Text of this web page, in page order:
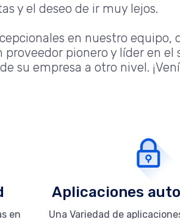
y el deseo de ir muy lejos.
en nuestro equipo,
pionero y líder en el
su empresa a otro nivel.
en
Aplicaciones
Una Variedad de